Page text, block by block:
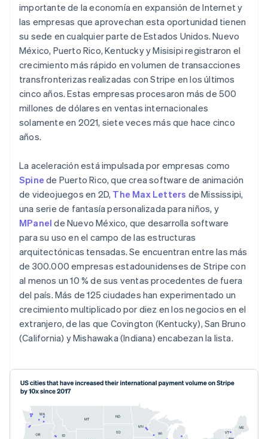
importante de la economía en expansión de Internet y
las empresas que aprovechan esta oportunidad tienen
su sede en cualquier parte de Estados Unidos. Nuevo
México, Puerto Rico, Kentucky y Misisipi registraron el
crecimiento más rápido en volumen de transacciones
transfronterizas realizadas con Stripe en los últimos
cinco años. Estas empresas procesaron más de 500
millones de dólares en ventas internacionales
solamente en 2021, siete veces más que hace cinco
años.
La aceleración está impulsada por empresas como
Spine de Puerto Rico, que crea software de animación
de videojuegos en 2D, The Max Letters de Mississipi,
una serie de fantasía personalizada para niños, y
MPanel de Nuevo México, que desarrolla software
para su uso en el campo de las estructuras
arquitectónicas tensadas. Se encuentran entre las más
de 300.000 empresas estadounidenses de Stripe con
al menos un 10 % de sus ventas procedentes de fuera
del país. Más de 125 ciudades han experimentado un
crecimiento multiplicado por diez en los negocios en el
extranjero, de las que Covington (Kentucky), San Bruno
(California) y Mishawaka (Indiana) encabezan la lista.